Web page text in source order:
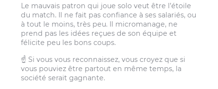
Le mauvais patron qui joue solo veut être l’étoile
du match. Il ne fait pas confiance à ses salariés, ou
à tout le moins, très peu. Il micromanage, ne
prend pas les idées reçues de son équipe et
félicite peu les bons coups.
☝️ Si vous vous reconnaissez, vous croyez que si
vous pouviez être partout en même temps, la
société serait gagnante.